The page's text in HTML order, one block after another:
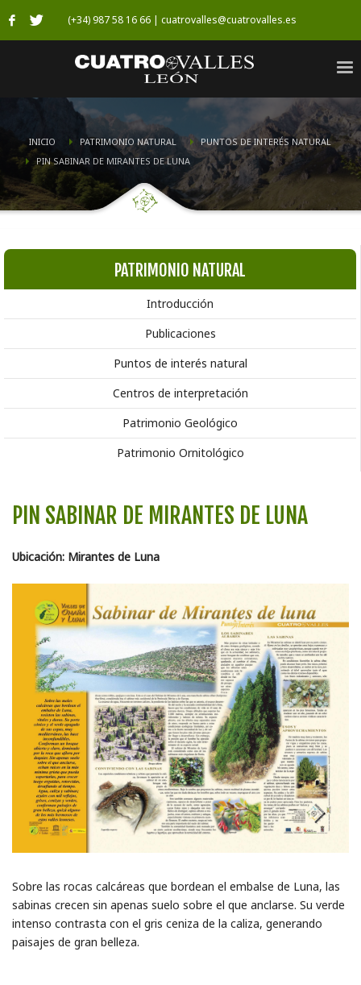
(+34) 987 58 16 66 | cuatrovalles@cuatrovalles.es
INICIO PATRIMONIO NATURAL
PUNTOS DE INTERÉS NATURAL
PIN SABINAR DE MIRANTES DE LUNA
PATRIMONIO NATURAL
Introducción
Publicaciones
Puntos de interés natural
Centros de interpretación
Patrimonio Geológico
Patrimonio Ornitológico
PIN SABINAR DE MIRANTES DE LUNA
Ubicación: Mirantes de Luna
Sobre las rocas calcáreas que bordean el embalse de Luna, las
sabinas crecen sin apenas suelo sobre el que anclarse. Su verde
intenso contrasta con el gris ceniza de la caliza, generando
paisajes de gran belleza.